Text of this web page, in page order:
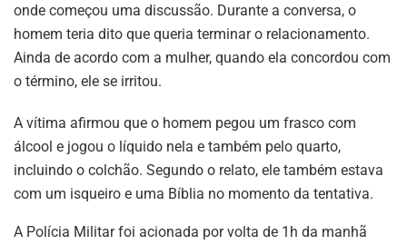
onde começou uma discussão. Durante a conversa, o
homem teria dito que queria terminar o relacionamento.
Ainda de acordo com a mulher, quando ela concordou com
o término, ele se irritou.
A vítima afirmou que o homem pegou um frasco com
álcool e jogou o líquido nela e também pelo quarto,
incluindo o colchão. Segundo o relato, ele também estava
com um isqueiro e uma Bíblia no momento da tentativa.
A Polícia Militar foi acionada por volta de 1h da manhã